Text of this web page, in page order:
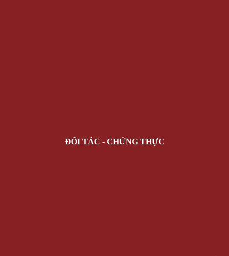
ĐỐI TÁC - CHỨNG THỰC